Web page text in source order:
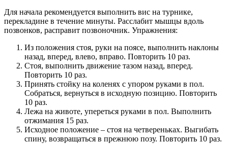
Для начала рекомендуется выполнить вис на турнике,
перекладине в течение минуты. Расслабит мышцы вдоль
позвонков, расправит позвоночник. Упражнения:
Из положения стоя, руки на поясе, выполнить наклоны
назад, вперед, влево, вправо. Повторить 10 раз.
Стоя, выполнить движение тазом назад, вперед.
Повторить 10 раз.
Принять стойку на коленях с упором руками в пол.
Собраться, вернуться в исходную позицию. Повторить
10 раз.
Лежа на животе, упереться руками в пол. Выполнить
отжимания 15 раз.
Исходное положение – стоя на четвереньках. Выгибать
спину, возвращаться в прежнюю позу. Повторить 10 раз.